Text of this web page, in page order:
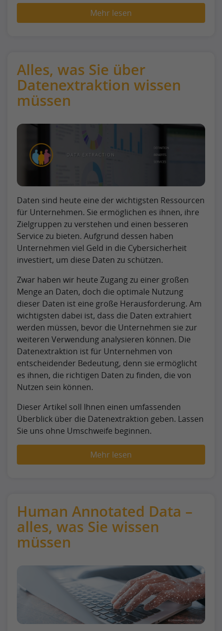
Mehr lesen
Alles, was Sie über
Datenextraktion wissen
müssen
Daten sind heute eine der wichtigsten Ressourcen
für Unternehmen. Sie ermöglichen es ihnen, ihre
Zielgruppen zu verstehen und einen besseren
Service zu bieten. Aufgrund dessen haben
Unternehmen viel Geld in die Cybersicherheit
investiert, um diese Daten zu schützen.
Zwar haben wir heute Zugang zu einer großen
Menge an Daten, doch die optimale Nutzung
dieser Daten ist eine große Herausforderung. Am
wichtigsten dabei ist, dass die Daten extrahiert
werden müssen, bevor die Unternehmen sie zur
weiteren Verwendung analysieren können. Die
Datenextraktion ist für Unternehmen von
entscheidender Bedeutung, denn sie ermöglicht
es ihnen, die richtigen Daten zu finden, die von
Nutzen sein können.
Dieser Artikel soll Ihnen einen umfassenden
Überblick über die Datenextraktion geben. Lassen
Sie uns ohne Umschweife beginnen.
Mehr lesen
Human Annotated Data –
alles, was Sie wissen
müssen